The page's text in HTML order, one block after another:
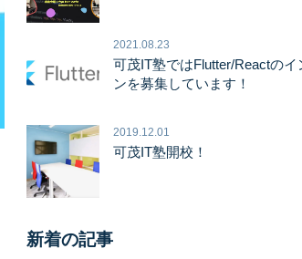
2021.08.23
可茂IT塾ではFlutter/Reactのイ
ンを募集しています！
2019.12.01
可茂IT塾開校！
新着の記事